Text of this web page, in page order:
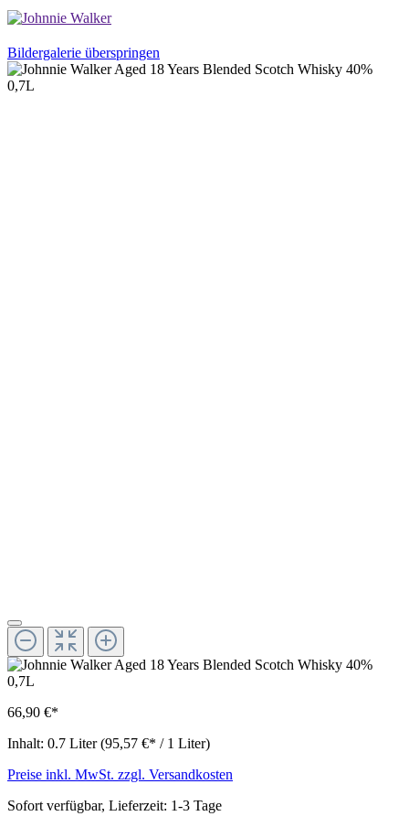
Bildergalerie überspringen
66,90 €*
Inhalt: 0.7 Liter(95,57 €* / 1 Liter)
Preise inkl. MwSt. zzgl. Versandkosten
Sofort verfügbar, Lieferzeit: 1-3 Tage